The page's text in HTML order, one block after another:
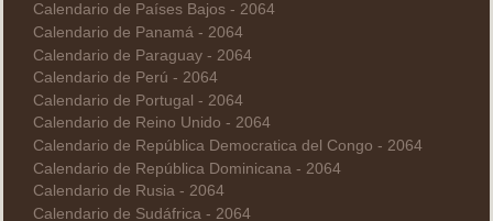
Calendario de Países Bajos - 2064
Calendario de Panamá - 2064
Calendario de Paraguay - 2064
Calendario de Perú - 2064
Calendario de Portugal - 2064
Calendario de Reino Unido - 2064
Calendario de República Democratica del Congo - 2064
Calendario de República Dominicana - 2064
Calendario de Rusia - 2064
Calendario de Sudáfrica - 2064